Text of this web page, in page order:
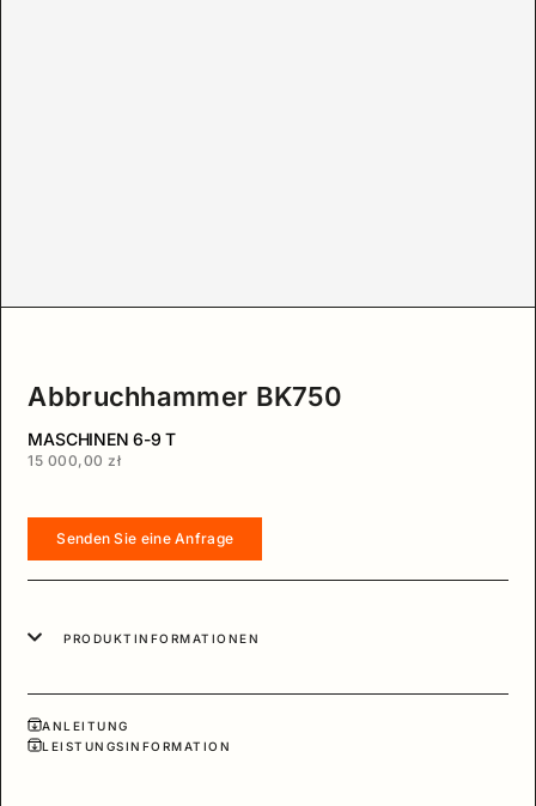
Abbruchhammer BK750
MASCHINEN 6-9 T
15 000,00 zł
Senden Sie eine Anfrage
PRODUKTINFORMATIONEN
ANLEITUNG
LEISTUNGSINFORMATION